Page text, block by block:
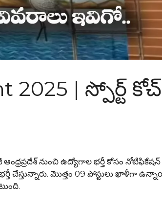
2025 | స్పోర్ట్ కోచ్
నుంచి ఉద్యోగాల భర్తీ కోసం
చేస్తున్నారు. మొత్తం 09 పోస్టులు ఖాళీగా